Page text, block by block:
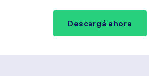
Descargá ahora